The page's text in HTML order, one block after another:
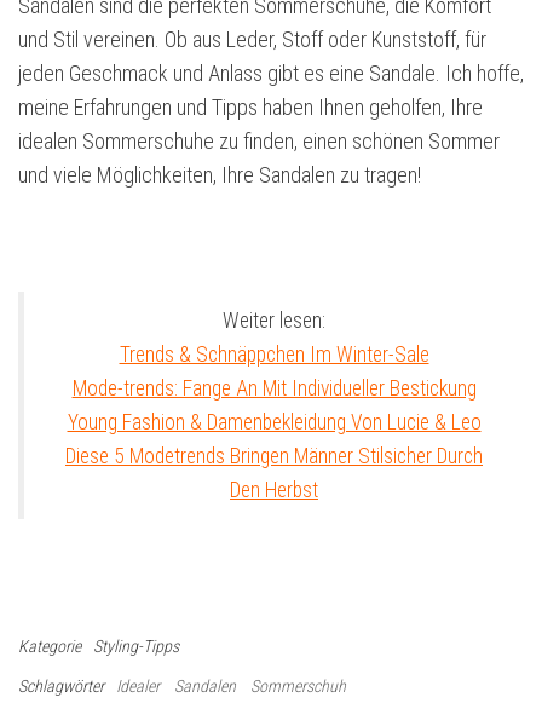
Sandalen sind die perfekten Sommerschuhe, die Komfort
und Stil vereinen. Ob aus Leder, Stoff oder Kunststoff, für
jeden Geschmack und Anlass gibt es eine Sandale. Ich hoffe,
meine Erfahrungen und Tipps haben Ihnen geholfen, Ihre
idealen Sommerschuhe zu finden, einen schönen Sommer
und viele Möglichkeiten, Ihre Sandalen zu tragen!
Weiter lesen:
Trends & Schnäppchen Im Winter-Sale
Mode-trends: Fange An Mit Individueller Bestickung
Young Fashion & Damenbekleidung Von Lucie & Leo
Diese 5 Modetrends Bringen Männer Stilsicher Durch
Den Herbst
Kategorie Styling-Tipps
Schlagwörter Idealer Sandalen Sommerschuh